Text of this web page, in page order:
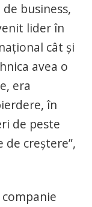
business,
lider în
cât și
avea o
era
în
de peste
de creștere”,